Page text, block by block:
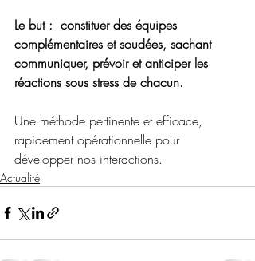
Le but :  constituer des équipes
complémentaires et soudées, sachant
communiquer, prévoir et anticiper les
réactions sous stress de chacun.
Une méthode pertinente et efficace,
rapidement opérationnelle pour
développer nos interactions.
Actualité